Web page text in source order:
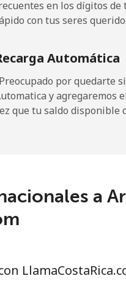
⁦$5⁩
⁦$5⁩
⁦$5⁩
en los dígitos de
con tus seres
Automática
por quedarte
y agregaremos
que tu saldo disponible
a